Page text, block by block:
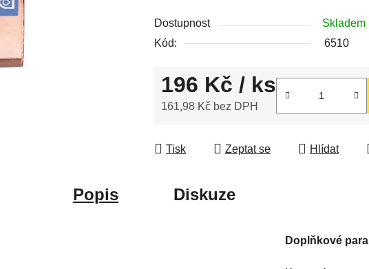
Dostupnost
Skladem
Kód:
6510
196 Kč / ks
161,98 Kč bez DPH
Tisk Zeptat se Hlídat
Popis Diskuze
Doplňkové